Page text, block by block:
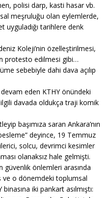
polisi darp, kasti hasar vb.
meşruluğu olan eylemlerde,
uyguladığı tarihlere denk
Koleji’nin özelleştirilmesi,
protesto edilmesi gibi…
sebebiyle dahi dava açılıp
eden KTHY önündeki
davada oldukça traji komik
başımıza saran Ankara’nın
deyince, 19 Temmuz
solcu, devrimci kesimler
olanaksız hale gelmişti.
güvenlik önlemleri arasında
ve o dönemdeki toplumsal
iki pankart asılmıştı: